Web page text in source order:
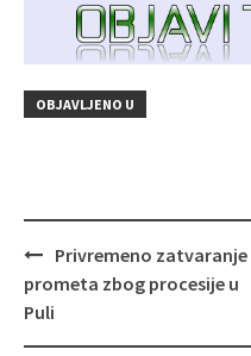
OBJAVLJENO U
Navigacija
objava
Privremeno zatvaranje
prometa zbog procesije u
Puli